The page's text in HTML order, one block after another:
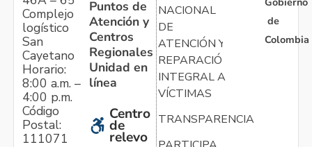
Complejo
logístico
San
Cayetano
Horario:
8:00 a.m. –
4:00 p.m.
Código
Postal:
111071
Puntos de
Atención y
Centros
Regionales
Unidad en
línea
Centro
de
relevo
NACIONAL
DE
ATENCIÓN Y
REPARACIÓN
INTEGRAL A
VÍCTIMAS
TRANSPARENCIA
de
Colombia